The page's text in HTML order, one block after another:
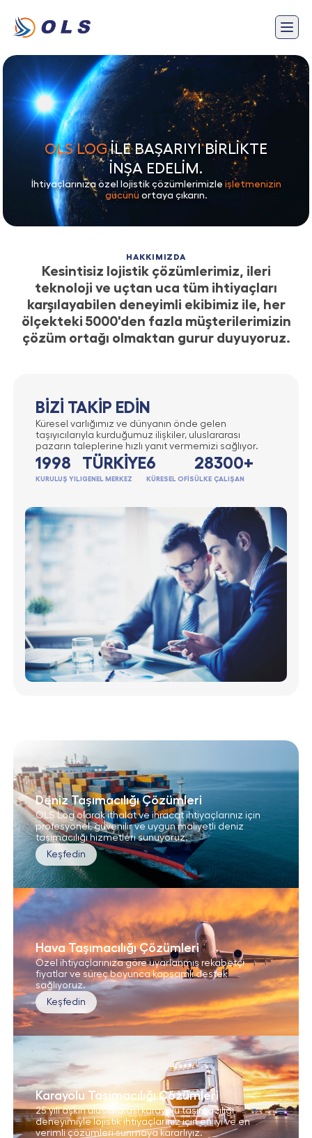
OLS LOGİLE BAŞARIYI BİRLİKTE
İNŞA EDELİM.
İhtiyaçlarınıza özel lojistik çözümlerimizle işletmenizin
gücünü ortaya çıkarın.
HAKKIMIZDA
Kesintisiz lojistik çözümlerimiz, ileri
teknoloji ve uçtan uca tüm ihtiyaçları
karşılayabilen deneyimli ekibimiz ile, her
ölçekteki 5000'den fazla müşterilerimizin
çözüm ortağı olmaktan gurur duyuyoruz.
BİZİ TAKİP EDİN
Küresel varlığımız ve dünyanın önde gelen
taşıyıcılarıyla kurduğumuz ilişkiler, uluslararası
pazarın taleplerine hızlı yanıt vermemizi sağlıyor.
1998
KURULUŞ YILI
TÜRKİYE
GENEL MERKEZ
6
KÜRESEL OFİS
28
ÜLKE
300+
ÇALIŞAN
Deniz Taşımacılığı Çözümleri
OLS Log olarak ithalat ve ihracat ihtiyaçlarınız için
profesyonel, güvenilir ve uygun maliyetli deniz
taşımacılığı hizmetleri sunuyoruz.
Keşfedin
Hava Taşımacılığı Çözümleri
Özel ihtiyaçlarınıza göre uyarlanmış rekabetçi
fiyatlar ve süreç boyunca kapsamlı destek
sağlıyoruz.
Keşfedin
Karayolu Taşımacılığı Çözümleri
25 yılı aşkın uluslararası karayolu taşımacılığı
deneyimiyle lojistik ihtiyaçlarınız için en iyi ve en
verimli çözümleri sunmaya kararlıyız.